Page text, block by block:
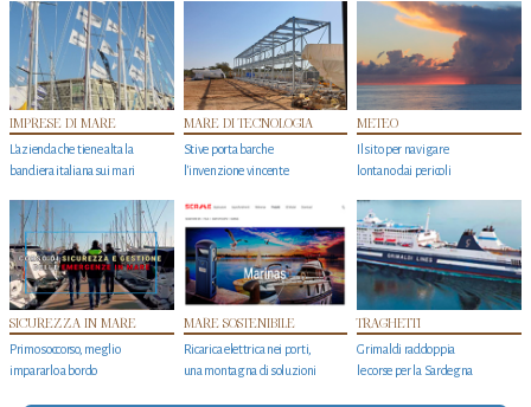
IMPRESE DI MARE
L'azienda che tiene alta la
bandiera italiana sui mari
MARE DI TECNOLOGIA
Stive porta barche
l'invenzione vincente
METEO
Il sito per navigare
lontano dai pericoli
SICUREZZA IN MARE
Primo soccorso, meglio
impararlo a bordo
MARE SOSTENIBILE
Ricarica elettrica nei porti,
una montagna di soluzioni
TRAGHETTI
Grimaldi raddoppia
le corse per la Sardegna